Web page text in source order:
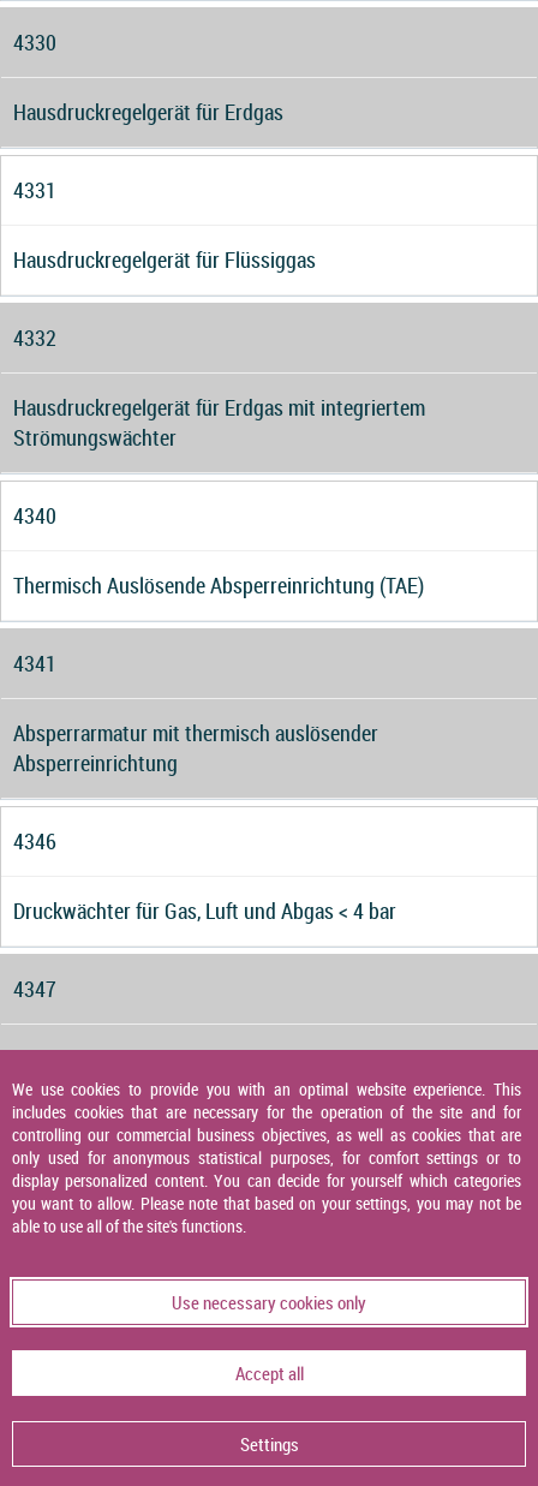
4330
Hausdruckregelgerät für Erdgas
4331
Hausdruckregelgerät für Flüssiggas
4332
Hausdruckregelgerät für Erdgas mit integriertem
Strömungswächter
4340
Thermisch Auslösende Absperreinrichtung (TAE)
4341
Absperrarmatur mit thermisch auslösender
Absperreinrichtung
4346
Druckwächter für Gas, Luft und Abgas < 4 bar
4347
Druckwächter für Gas, Luft und Abgas
4348
Druckaufnehmer
4349
Temperaturaufnehmer
4356
We use cookies to provide you with an optimal website experience. This
includes cookies that are necessary for the operation of the site and for
controlling our commercial business objectives, as well as cookies that are
only used for anonymous statistical purposes, for comfort settings or to
display personalized content. You can decide for yourself which categories
you want to allow. Please note that based on your settings, you may not be
able to use all of the site's functions.
Use necessary cookies only
Accept all
Settings